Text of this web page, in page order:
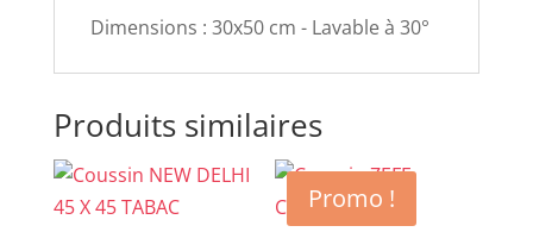
Dimensions : 30x50 cm - Lavable à 30°
Produits similaires
Promo !